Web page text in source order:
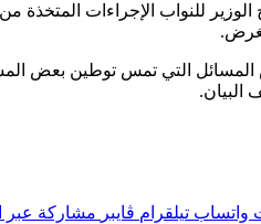
الوزير للنواب الإجراءات
التي تمس توطين بعض
واتساب تيلقرام ڤايبر مشاركة عبر